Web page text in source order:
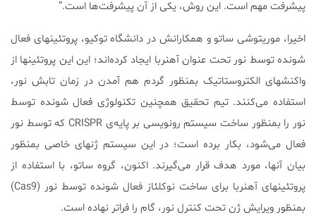
پیشرفت مهم است. این روش، یکی از آن پیشرفت‌ها است.”
اخیرا، موریتوشی ساتو و همکارانش در دانشگاه توکیو، پروتئینهای فعال
شونده توسط نور تحت عنوان آهنربا ایجاد کرده‌اند؛ این این پروتئینها از
واکنشهای الکتروستاتیک بمنظور گردم هم آمدن در زمان تابش نور،
استفاده می‌کنند. تیم تحقیق همچنین تکنولوژی فعال شونده توسط
نور را بمنظور ساخت سیستم رونویسی بر پایه‌ی CRISPR که توسط نور
فعال می‌شود، بکار برده است؛ در این سیستم ژنهای خاصی بمنظور
بیان آنها، مورد هدف قرار می‌گیرند. اکنون، گروه ساتو، با استفاده از
پروتئینهای آهنربا برای ساخت نوکلئاز فعال شونده توسط نور (Cas9)
بمنظور ویرایش ژن تحت کنترل نور، گام را فراتر نهاده است.